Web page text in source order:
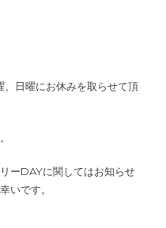
日曜にお休みを取らせて頂
ーDAYに関してはお知らせ
いです。